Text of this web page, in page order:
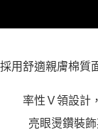
採用舒適親膚棉質
率性Ｖ領設計
亮眼燙鑽裝